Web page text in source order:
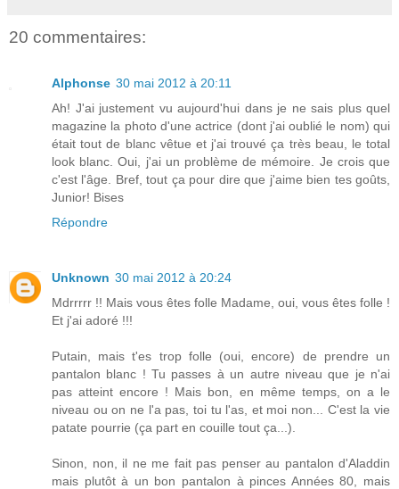
20 commentaires:
Alphonse 30 mai 2012 à 20:11
Ah! J'ai justement vu aujourd'hui dans je ne sais plus quel
magazine la photo d'une actrice (dont j'ai oublié le nom) qui
était tout de blanc vêtue et j'ai trouvé ça très beau, le total
look blanc. Oui, j'ai un problème de mémoire. Je crois que
c'est l'âge. Bref, tout ça pour dire que j'aime bien tes goûts,
Junior! Bises
Répondre
Unknown 30 mai 2012 à 20:24
Mdrrrrr !! Mais vous êtes folle Madame, oui, vous êtes folle !
Et j'ai adoré !!!
Putain, mais t'es trop folle (oui, encore) de prendre un
pantalon blanc ! Tu passes à un autre niveau que je n'ai
pas atteint encore ! Mais bon, en même temps, on a le
niveau ou on ne l'a pas, toi tu l'as, et moi non... C'est la vie
patate pourrie (ça part en couille tout ça...).
Sinon, non, il ne me fait pas penser au pantalon d'Aladdin
mais plutôt à un bon pantalon à pinces Années 80, mais